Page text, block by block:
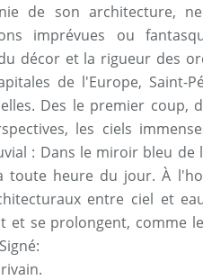
de son architecture,
imprévues ou
décor et la rigueur des
de l'Europe, Saint-
Des le premier coup,
les ciels
: Dans le miroir bleu de
toute heure du jour. À
entre ciel et
et se prolongent, comme